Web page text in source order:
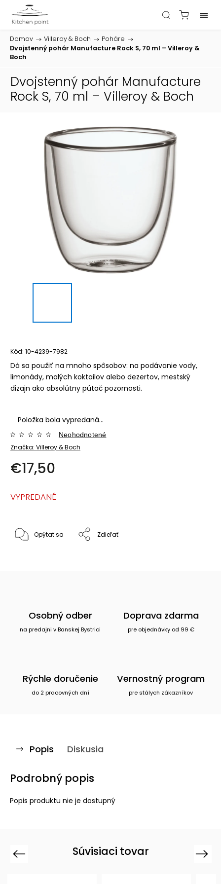
Domov / Villeroy & Boch / Poháre /
Dvojstenný pohár Manufacture Rock S, 70 ml – Villeroy &
Boch
Dvojstenný pohár Manufacture
Rock S, 70 ml – Villeroy & Boch
Kód: 10-4239-7982
Dá sa použiť na mnoho spôsobov: na podávanie vody,
limonády, malých koktailov alebo dezertov, mestský
dizajn ako absolútny pútač pozornosti.
Položka bola vypredaná…
Značka: Villeroy & Boch
Neohodnotené
€17,50
VYPREDANÉ
Opýtať sa Zdieľať
Osobný odber
na predajni v Banskej Bystrici
Doprava zdarma
pre objednávky od 99 €
Rýchle doručenie
do 2 pracovných dní
Vernostný program
pre stálych zákazníkov
Popis Diskusia
Podrobný popis
Popis produktu nie je dostupný
Súvisiaci tovar
Previous Next